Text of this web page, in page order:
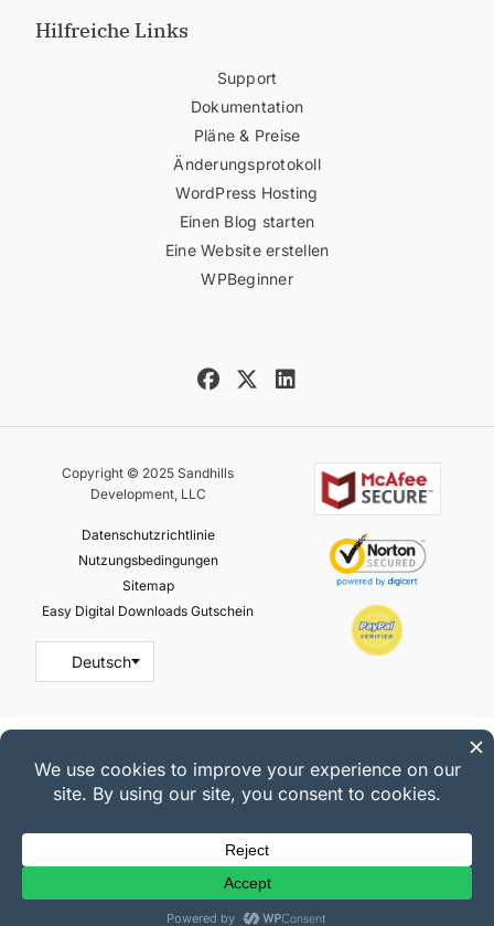
Hilfreiche Links
Support
Dokumentation
Pläne & Preise
Änderungsprotokoll
WordPress Hosting
Einen Blog starten
Eine Website erstellen
WPBeginner
Copyright © 2025 Sandhills
Development, LLC
Datenschutzrichtlinie
Nutzungsbedingungen
Sitemap
Easy Digital Downloads Gutschein